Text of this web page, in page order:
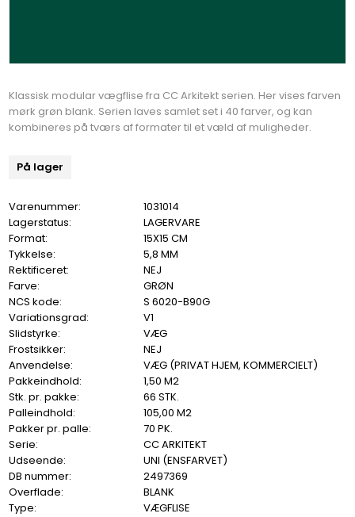
Klassisk modular vægflise fra CC Arkitekt serien. Her vises farven
mørk grøn blank. Serien laves samlet set i 40 farver, og kan
kombineres på tværs af formater til et væld af muligheder.
På lager
Varenummer:
1031014
Lagerstatus:
LAGERVARE
Format:
15X15 CM
Tykkelse:
5,8 MM
Rektificeret:
NEJ
Farve:
GRØN
NCS kode:
S 6020-B90G
Variationsgrad:
V1
Slidstyrke:
VÆG
Frostsikker:
NEJ
Anvendelse:
VÆG (PRIVAT HJEM, KOMMERCIELT)
Pakkeindhold:
1,50 M2
Stk. pr. pakke:
66 STK.
Palleindhold:
105,00 M2
Pakker pr. palle:
70 PK.
Serie:
CC ARKITEKT
Udseende:
UNI (ENSFARVET)
DB nummer:
2497369
Overflade:
BLANK
Type:
VÆGFLISE